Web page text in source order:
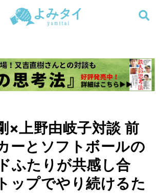
新着
新刊
特集
編集部
検索する
メニューを閉じる
×上野由岐子対談 前
ーとソフトボールの
ふたりが共感し合
ップでやり続けるた